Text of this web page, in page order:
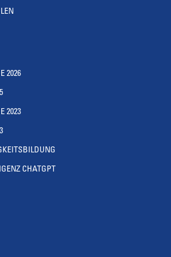
2026
2023
CHATGPT